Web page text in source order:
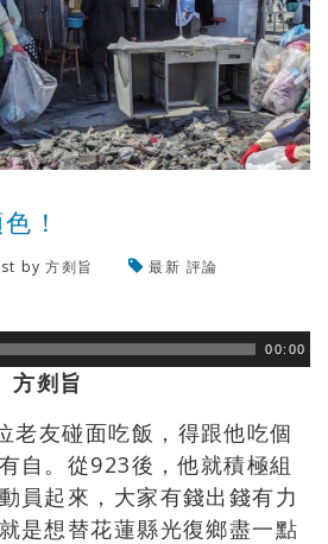
！
by方剡旨 最新 評論
00:00
方剡旨
老友碰面吃飯，得跟他吃個
自。從923後，他就積極組
員起來，大家有錢出錢有力
是想替花蓮縣光復鄉盡一點